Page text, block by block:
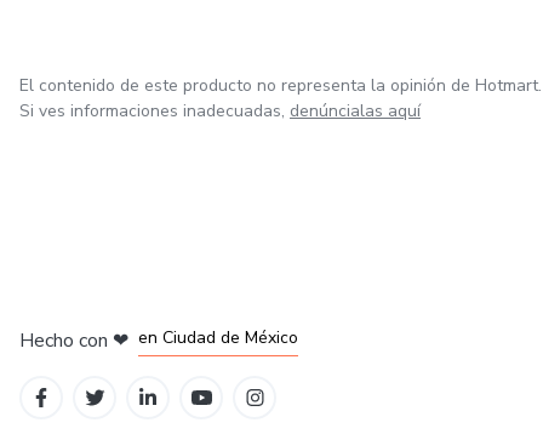
El contenido de este producto no representa la opinión de Hotmart.
Si ves informaciones inadecuadas, denúncialas aquí
Hecho con ❤ en Ciudad de México